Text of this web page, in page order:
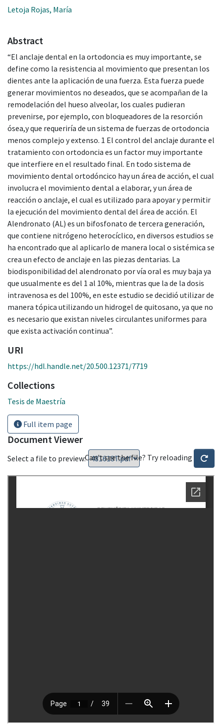
Letoja Rojas, María
Abstract
“El anclaje dental en la ortodoncia es muy importante, se
define como la resistencia al movimiento que presentan los
dientes ante la aplicación de una fuerza. Esta fuerza puede
generar movimientos no deseados, que se acompañan de la
remodelación del hueso alveolar, los cuales pudieran
prevenirse, por ejemplo, con bloqueadores de la resorción
ósea,y que requeriría de un sistema de fuerzas de ortodoncia
menos complejo y extenso. 1 El control del anclaje durante el
tratamiento con ortodoncia es un factor muy importante
que interfiere en el resultado final. En todo sistema de
movimiento dental ortodóncico hay un área de acción, el cual
involucra el movimiento dental a elaborar, y un área de
reacción o anclaje, el cual es utilizado para apoyar y permitir
la ejecución del movimiento dental del área de acción. El
Alendronato (AL) es un bifosfonato de tercera generación,
que contiene nitrógeno heterocíclico, en diversos estudios se
ha encontrado que al aplicarlo de manera local o sistémica se
crea un efecto de anclaje en las piezas dentarias. La
biodisponibilidad del alendronato por vía oral es muy baja ya
que usualmente es del 1 al 10%, mientras que la de la dosis
intravenosa es del 100%, en este estudio se decidió utilizar de
manera tópica utilizando un hidrogel de quitosano, ya que no
es necesario que existan niveles circulantes uniformes para
que exista activación continua”.
URI
https://hdl.handle.net/20.500.12371/7719
Collections
Tesis de Maestría
Full item page
Document Viewer
Select a file to preview:Can't see the file? Try reloading